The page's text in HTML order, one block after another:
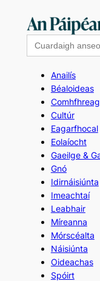
contentSearch
for:
Anailís
Béaloideas
Cultúr
Eagarfhocal
Eolaíocht
Gaeilge &
Gnó
Idirnáisiúnta
Imeachtaí
Leabhair
Míreanna
Mórscéalta
Náisiúnta
Oideachas
Spóirt